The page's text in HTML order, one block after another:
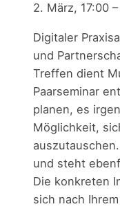
2. März, 17:00 –
Digitaler
und
Treffen dient
Paarseminar
planen, es
Möglichkeit,
und steht
Die konkreten
sich nach